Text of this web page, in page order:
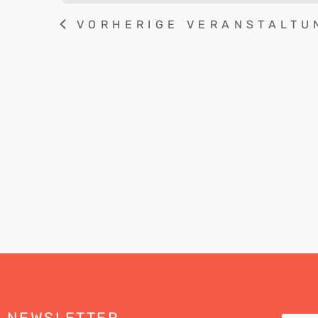
VORHERIGE